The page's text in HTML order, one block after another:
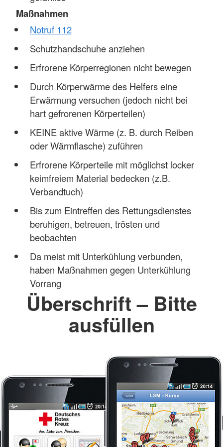
Maßnahmen
Notruf 112
Schutzhandschuhe anziehen
Erfrorene Körperregionen nicht bewegen
Durch Körperwärme des Helfers eine
Erwärmung versuchen (jedoch nicht bei
hart gefrorenen Körperteilen)
KEINE aktive Wärme (z. B. durch Reiben
oder Wärmflasche) zuführen
Erfrorene Körperteile mit möglichst locker
keimfreiem Material bedecken (z.B.
Verbandtuch)
Bis zum Eintreffen des Rettungsdienstes
beruhigen, betreuen, trösten und
beobachten
Da meist mit Unterkühlung verbunden,
haben Maßnahmen gegen Unterkühlung
Vorrang
Überschrift – Bitte
ausfüllen